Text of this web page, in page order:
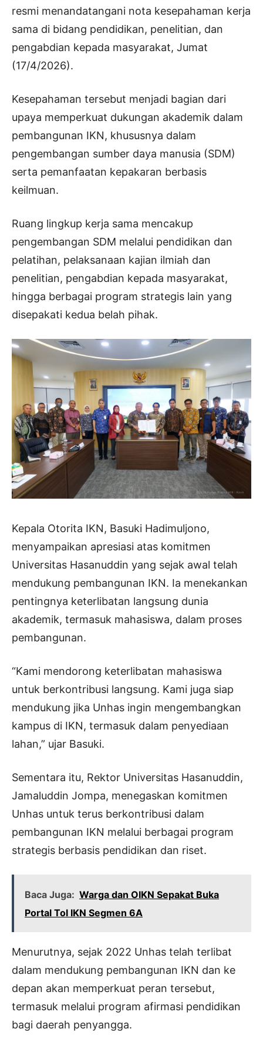
resmi menandatangani nota kesepahaman kerja
sama di bidang pendidikan, penelitian, dan
pengabdian kepada masyarakat, Jumat
(17/4/2026).
Kesepahaman tersebut menjadi bagian dari
upaya memperkuat dukungan akademik dalam
pembangunan IKN, khususnya dalam
pengembangan sumber daya manusia (SDM)
serta pemanfaatan kepakaran berbasis
keilmuan.
Ruang lingkup kerja sama mencakup
pengembangan SDM melalui pendidikan dan
pelatihan, pelaksanaan kajian ilmiah dan
penelitian, pengabdian kepada masyarakat,
hingga berbagai program strategis lain yang
disepakati kedua belah pihak.
Kepala Otorita IKN, Basuki Hadimuljono,
menyampaikan apresiasi atas komitmen
Universitas Hasanuddin yang sejak awal telah
mendukung pembangunan IKN. Ia menekankan
pentingnya keterlibatan langsung dunia
akademik, termasuk mahasiswa, dalam proses
pembangunan.
“Kami mendorong keterlibatan mahasiswa
untuk berkontribusi langsung. Kami juga siap
mendukung jika Unhas ingin mengembangkan
kampus di IKN, termasuk dalam penyediaan
lahan,” ujar Basuki.
Sementara itu, Rektor Universitas Hasanuddin,
Jamaluddin Jompa, menegaskan komitmen
Unhas untuk terus berkontribusi dalam
pembangunan IKN melalui berbagai program
strategis berbasis pendidikan dan riset.
Baca Juga: Warga dan OIKN Sepakat Buka
Portal Tol IKN Segmen 6A
Menurutnya, sejak 2022 Unhas telah terlibat
dalam mendukung pembangunan IKN dan ke
depan akan memperkuat peran tersebut,
termasuk melalui program afirmasi pendidikan
bagi daerah penyangga.